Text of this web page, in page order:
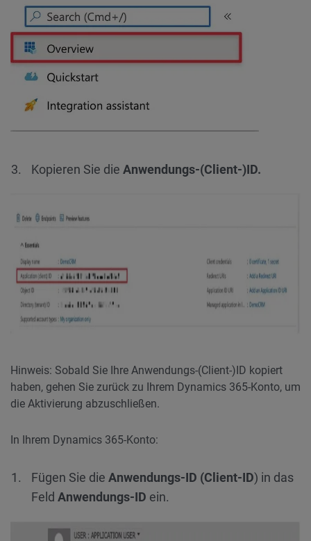
Kopieren Sie die Anwendungs-(Client-)ID.
Hinweis: Sobald Sie Ihre Anwendungs-(Client-)ID kopiert
haben, gehen Sie zurück zu Ihrem Dynamics 365-Konto, um
die Aktivierung abzuschließen.
In Ihrem Dynamics 365-Konto:
Fügen Sie die Anwendungs-ID (Client-ID) in das
Feld Anwendungs-ID ein.